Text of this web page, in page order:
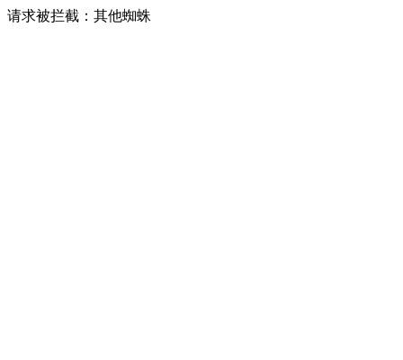
请求被拦截：其他蜘蛛